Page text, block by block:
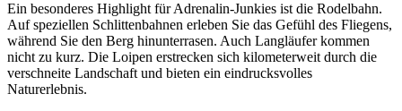
Ein besonderes Highlight für Adrenalin-Junkies ist die Rodelbahn.
Auf speziellen Schlittenbahnen erleben Sie das Gefühl des Fliegens,
während Sie den Berg hinunterrasen. Auch Langläufer kommen
nicht zu kurz. Die Loipen erstrecken sich kilometerweit durch die
verschneite Landschaft und bieten ein eindrucksvolles
Naturerlebnis.